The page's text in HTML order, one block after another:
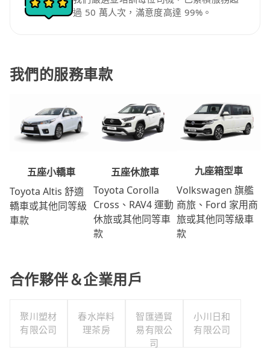
過 50 萬人次，滿意度高達 99%。
我們的服務車款
五座小轎車
Toyota Altis 舒適
轎車或其他同等級
車款
五座休旅車
Toyota Corolla
Cross、RAV4 運動
休旅或其他同等車
款
九座箱型車
Volkswagen 旗艦
商旅、Ford 家用商
旅或其他同等級車
款
合作夥伴＆企業用戶
聚川塑材
有限公司
春水岸料
理茶房
智匯通貿
易有限公
司
小川日和
有限公司